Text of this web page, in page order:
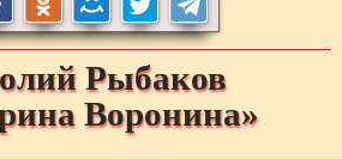
Рыбаков
Воронина»